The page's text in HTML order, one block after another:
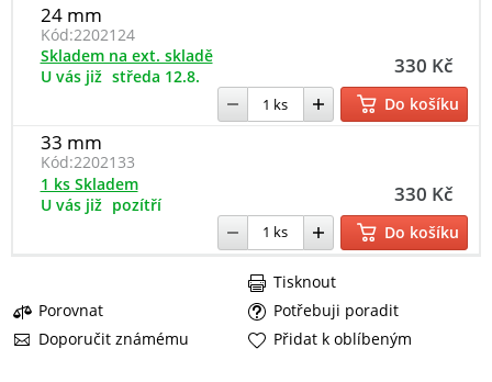
24 mm
Kód:2202124
330 Kč
Skladem na ext. skladě
U vás již středa 12.8.
Do košíku
33 mm
Kód:2202133
330 Kč
1 ks Skladem
U vás již pozítří
Do košíku
Porovnat
Potřebuji poradit
Doporučit známému
Tisknout
Přidat k oblíbeným